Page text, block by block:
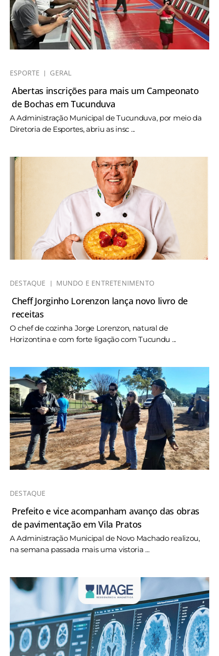
ESPORTE GERAL
Abertas inscrições para mais um Campeonato
de Bochas em Tucunduva
A Administração Municipal de Tucunduva, por meio da
Diretoria de Esportes, abriu as insc ...
DESTAQUE MUNDO E ENTRETENIMENTO
Cheff Jorginho Lorenzon lança novo livro de
receitas
O chef de cozinha Jorge Lorenzon, natural de
Horizontina e com forte ligação com Tucundu ...
DESTAQUE
Prefeito e vice acompanham avanço das obras
de pavimentação em Vila Pratos
A Administração Municipal de Novo Machado realizou,
na semana passada mais uma vistoria ...